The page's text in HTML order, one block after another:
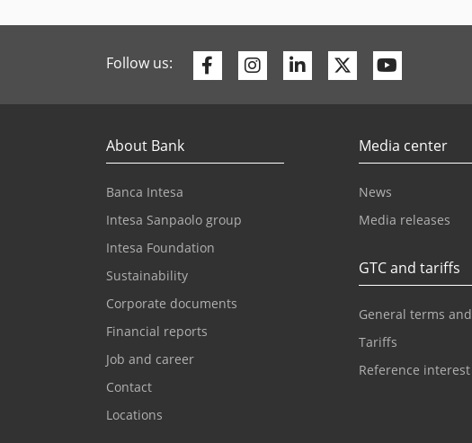
Follow us: FacebookInstagram
LinkedinTwitter
About Bank
Banca Intesa
Intesa Sanpaolo group
Intesa Foundation
Sustainability
Corporate documents
Financial reports
Job and career
Contact
Locations
Media center
News
Media releases
GTC and tariffs
General terms
Tariffs
Reference